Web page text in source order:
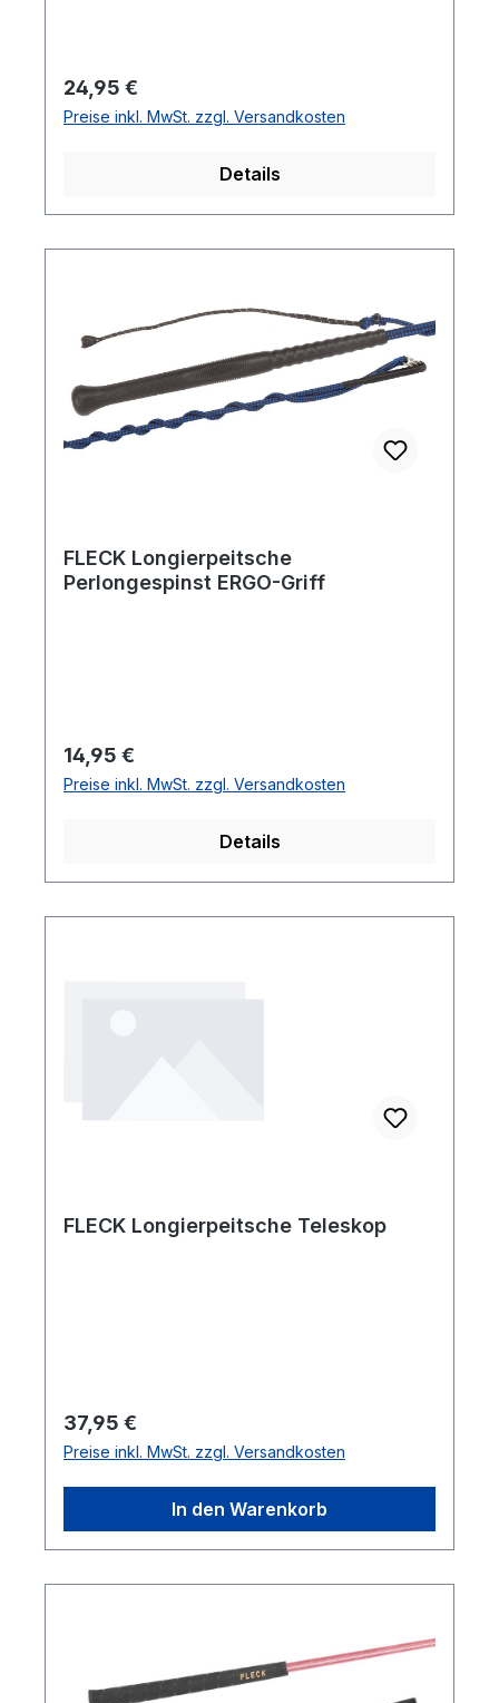
Regulärer Preis:
24,95 €
Preise inkl. MwSt. zzgl. Versandkosten
Details
FLECK Longierpeitsche
Perlongespinst ERGO-Griff
Regulärer Preis:
14,95 €
Preise inkl. MwSt. zzgl. Versandkosten
Details
FLECK Longierpeitsche Teleskop
Regulärer Preis:
37,95 €
Preise inkl. MwSt. zzgl. Versandkosten
In den Warenkorb